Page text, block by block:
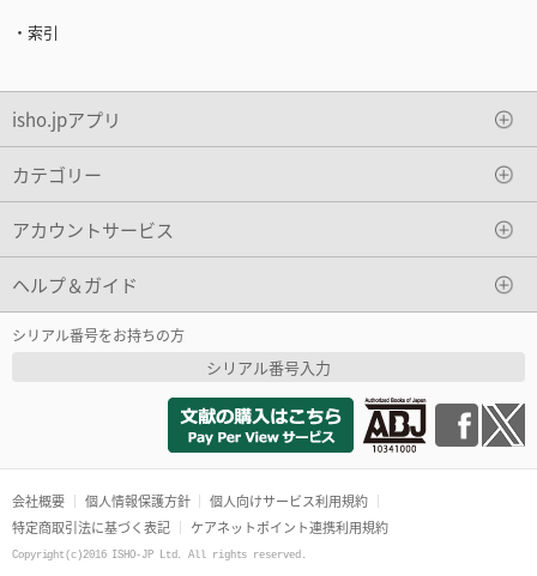
・索引
isho.jpアプリ
カテゴリー
アカウントサービス
ヘルプ＆ガイド
シリアル番号をお持ちの方
シリアル番号入力
会社概要 個人情報保護方針
個人向けサービス利用規約
特定商取引法に基づく表記
ケアネットポイント連携利用規約
Copyright(c)2016 ISHO-JP Ltd. All rights reserved.